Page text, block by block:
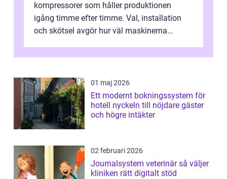
kompressorer som håller produktionen
igång timme efter timme. Val, installation
och skötsel avgör hur väl maskinerna
01 maj 2026
Ett modernt bokningssystem för
hotell nyckeln till nöjdare gäster
och högre intäkter
02 februari 2026
Journalsystem veterinär så väljer
kliniken rätt digitalt stöd